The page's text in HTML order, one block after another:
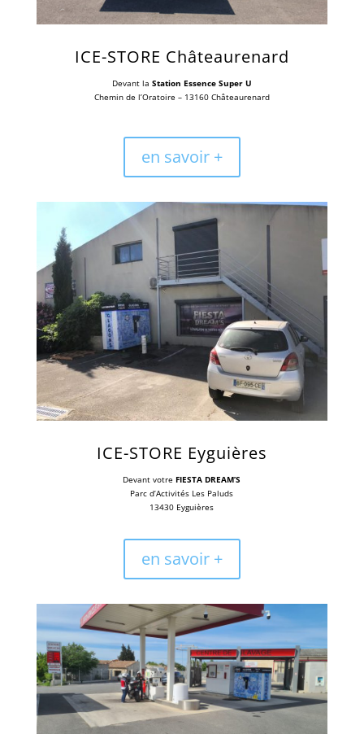
ICE-STORE Châteaurenard
Devant la Station Essence Super U
Chemin de l’Oratoire – 13160 Châteaurenard
en savoir +
ICE-STORE Eyguières
Devant votreFIESTA DREAM’S
Parc d’Activités Les Paluds
13430 Eyguières
en savoir +